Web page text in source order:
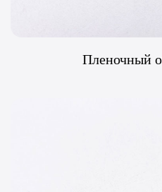
Пленочный